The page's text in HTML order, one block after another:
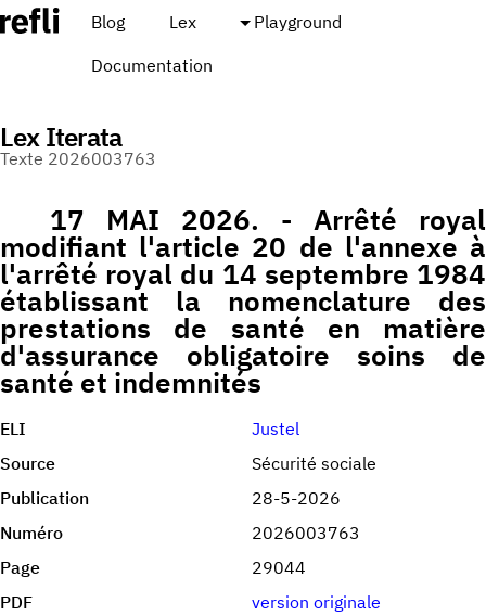
Blog Lex
Playground
Documentation
Lex Iterata
Texte 2026003763
17 MAI 2026. - Arrêté royal
modifiant l'article 20 de l'annexe à
l'arrêté royal du 14 septembre 1984
établissant la nomenclature des
prestations de santé en matière
d'assurance obligatoire soins de
santé et indemnités
ELI
Justel
Source
Sécurité sociale
Publication
28-5-2026
Numéro
2026003763
Page
29044
PDF
version originale